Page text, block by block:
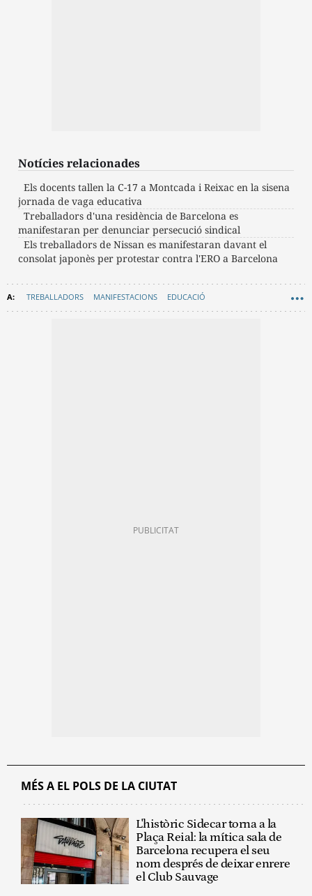
Notícies relacionades
Els docents tallen la C-17 a Montcada i Reixac en la sisena
jornada de vaga educativa
Treballadors d'una residència de Barcelona es
manifestaran per denunciar persecució sindical
Els treballadors de Nissan es manifestaran davant el
consolat japonès per protestar contra l'ERO a Barcelona
TREBALLADORS MANIFESTACIONS EDUCACIÓ
MÉS A EL POLS DE LA CIUTAT
L'històric Sidecar torna a la
Plaça Reial: la mítica sala de
Barcelona recupera el seu
nom després de deixar enrere
el Club Sauvage